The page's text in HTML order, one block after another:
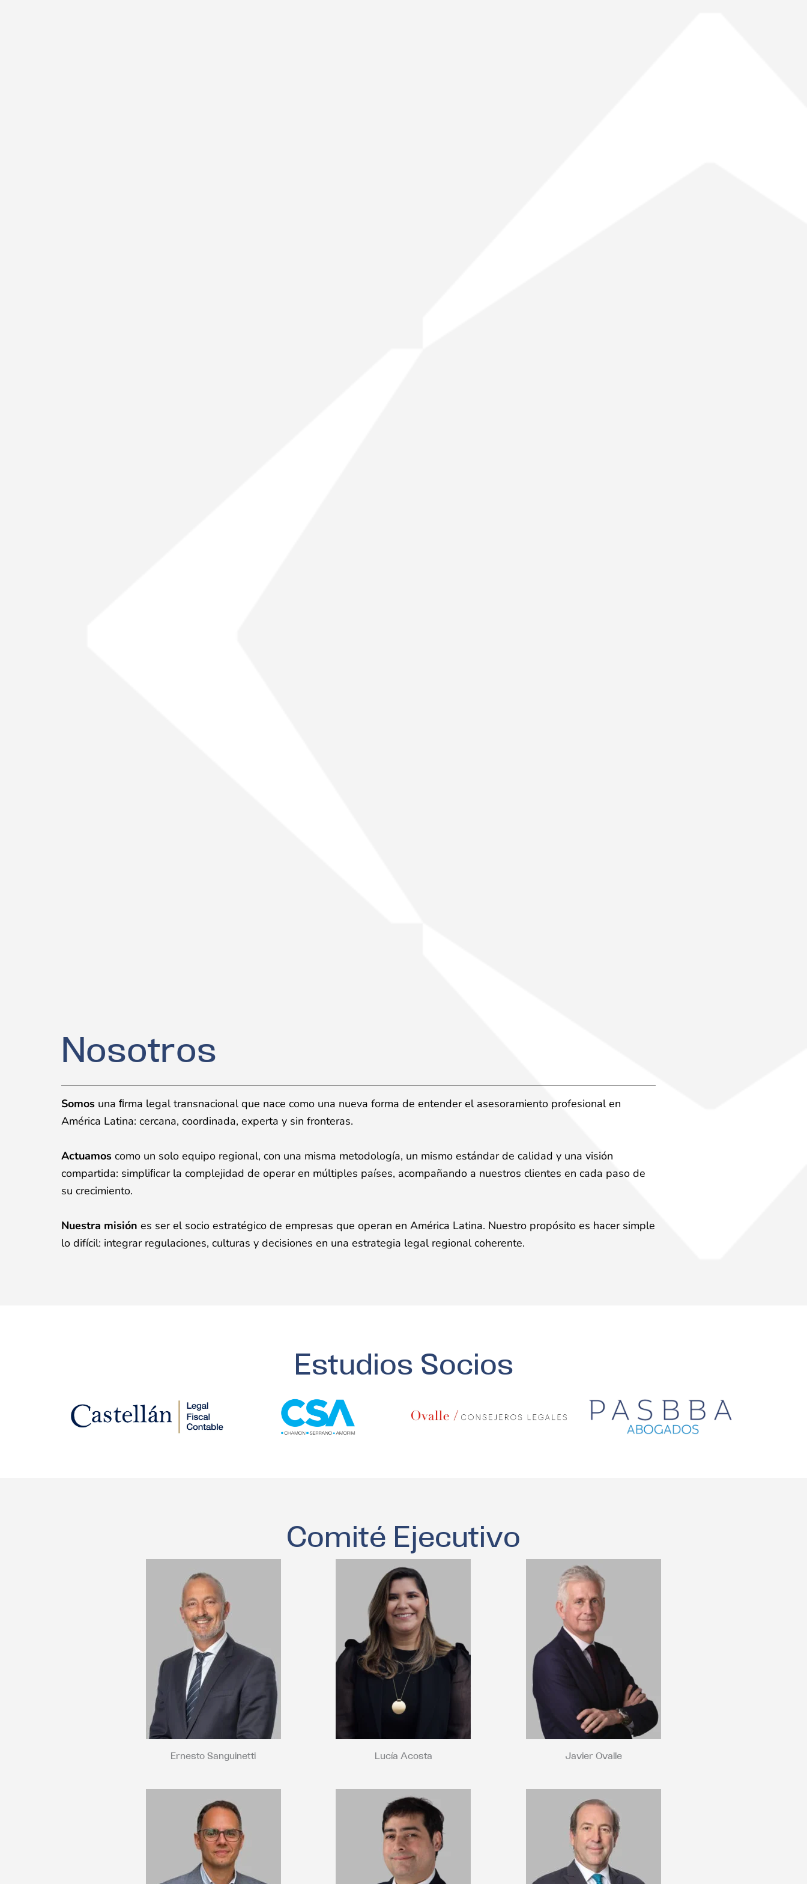
Nosotros
Somos una ﬁrma legal transnacional que nace como una nueva forma de entenderel asesoramiento profesional en
América Latina: cercana, coordinada, experta y sin fronteras.
Actuamos como un solo equipo regional, con una misma metodología, un mismo estándar de calidad y una visión
compartida: simpliﬁcar la complejidad de operaren múltiples países, acompañando a nuestros clientes en cada paso de
su crecimiento.
Nuestra misión es ser el socio estratégico de empresas que operan en América Latina. Nuestro propósito es hacer simple
lo difícil: integrar regulaciones, culturas y decisiones en una estrategia legal regional coherente.
Estudios Socios
Comité Ejecutivo
Ernesto Sanguinetti Lucía Acosta Javier Ovalle